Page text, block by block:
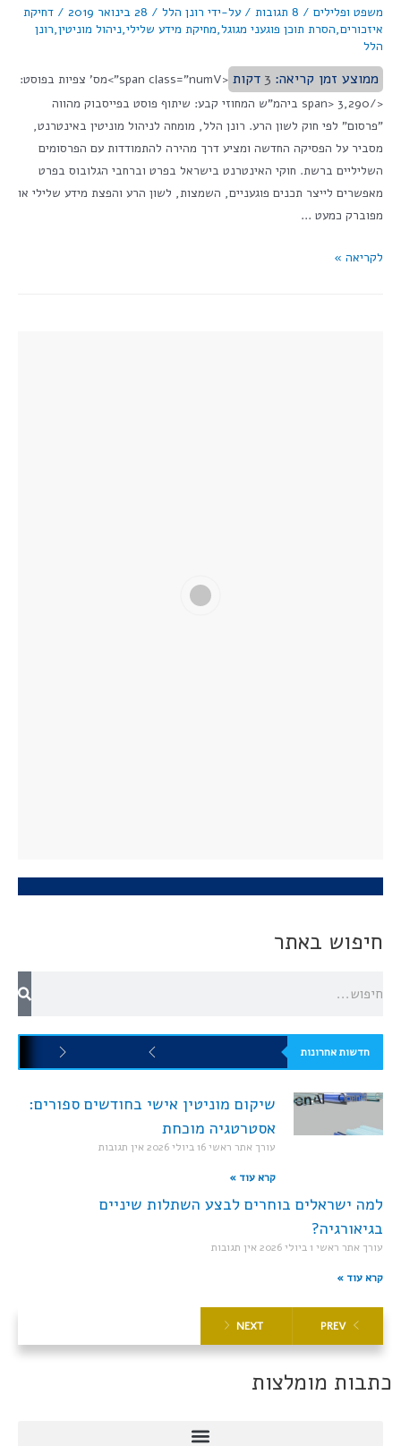
משפט ופלילים / 8 תגובות / על-ידי רונן הלל / 28 בינואר 2019 / דחיקת
איזכורים,הסרת תוכן פוגעני מגוגל,מחיקת מידע שלילי,ניהול מוניטין,רונן
הלל
ממוצע זמן קריאה: 3דקות
<span class="numV">מס' צפיות בפוסט:
</span> 3,290 ביהמ"ש המחוזי קבע: שיתוף פוסט בפייסבוק מהווה
"פרסום" לפי חוק לשון הרע. רונן הלל, מומחה לניהול מוניטין באינטרנט,
מסביר על הפסיקה החדשה ומציע דרך מהירה להתמודדות עם הפרסומים
השליליים ברשת. חוקי האינטרנט בישראל בפרט וברחבי הגלובוס בפרט
מאפשרים לייצר תכנים פוגעניים, השמצות, לשון הרע והפצת מידע שלילי או
מפוברק כמעט …
לקריאה »
חיפוש באתר
חדשות אחרונות
שיקום מוניטין אישי בחודשים ספורים:
אסטרטגיה מוכחת
עורך אתר ראשי16 ביולי 2026 אין תגובות
קרא עוד »
למה ישראלים בוחרים לבצע השתלות שיניים
בגיאורגיה?
עורך אתר ראשי 1 ביולי 2026 אין תגובות
קרא עוד »
PREV
NEXT
כתבות מומלצות